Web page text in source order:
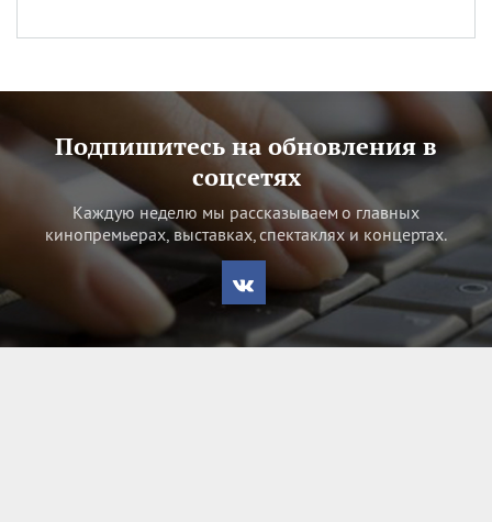
Подпишитесь на обновления в
соцсетях
Каждую неделю мы рассказываем о главных
кинопремьерах, выставках, спектаклях и концертах.